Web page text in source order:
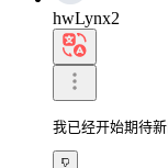
hwLynx2
我已经开始期待